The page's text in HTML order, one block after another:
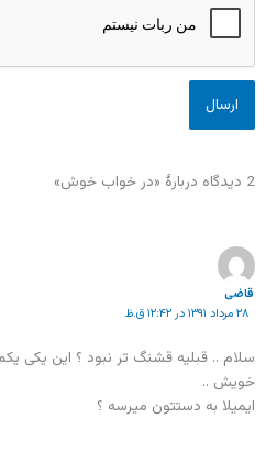
2 دیدگاه دربارهٔ «در خواب خوش»
قاضی
۲۸ مرداد ۱۳۹۱ در ۱۲:۴۲ ق.ظ
سلام .. قبلیه قشنگ تر نبود ؟ این یکی
خویش ..
ایمیلا به دستتون میرسه ؟